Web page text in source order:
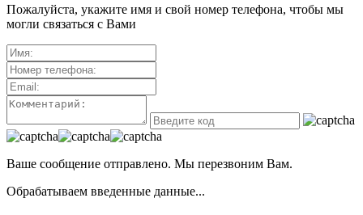
Пожалуйста, укажите имя и свой номер телефона, чтобы мы
могли связаться с Вами
Ваше сообщение отправлено. Мы перезвоним Вам.
Обрабатываем введенные данные...